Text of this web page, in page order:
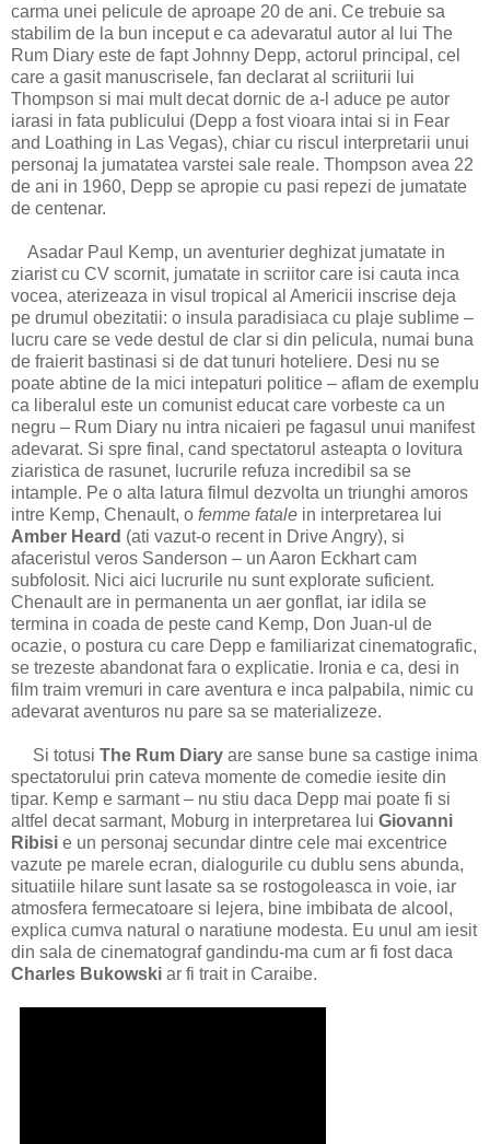
carma unei pelicule de aproape 20 de ani. Ce trebuie sa
stabilim de la bun inceput e ca adevaratul autor al lui The
Rum Diary este de fapt Johnny Depp, actorul principal, cel
care a gasit manuscrisele, fan declarat al scriiturii lui
Thompson si mai mult decat dornic de a-l aduce pe autor
iarasi in fata publicului (Depp a fost vioara intai si in Fear
and Loathing in Las Vegas), chiar cu riscul interpretarii unui
personaj la jumatatea varstei sale reale. Thompson avea 22
de ani in 1960, Depp se apropie cu pasi repezi de jumatate
de centenar.
Asadar Paul Kemp, un aventurier deghizat jumatate in
ziarist cu CV scornit, jumatate in scriitor care isi cauta inca
vocea, aterizeaza in visul tropical al Americii inscrise deja
pe drumul obezitatii: o insula paradisiaca cu plaje sublime –
lucru care se vede destul de clar si din pelicula, numai buna
de fraierit bastinasi si de dat tunuri hoteliere. Desi nu se
poate abtine de la mici intepaturi politice – aflam de exemplu
ca liberalul este un comunist educat care vorbeste ca un
negru – Rum Diary nu intra nicaieri pe fagasul unui manifest
adevarat. Si spre final, cand spectatorul asteapta o lovitura
ziaristica de rasunet, lucrurile refuza incredibil sa se
intample. Pe o alta latura filmul dezvolta un triunghi amoros
intre Kemp, Chenault, o femme fatale in interpretarea lui
Amber Heard (ati vazut-o recent in Drive Angry), si
afaceristul veros Sanderson – un Aaron Eckhart cam
subfolosit. Nici aici lucrurile nu sunt explorate suficient.
Chenault are in permanenta un aer gonflat, iar idila se
termina in coada de peste cand Kemp, Don Juan-ul de
ocazie, o postura cu care Depp e familiarizat cinematografic,
se trezeste abandonat fara o explicatie. Ironia e ca, desi in
film traim vremuri in care aventura e inca palpabila, nimic cu
adevarat aventuros nu pare sa se materializeze.
Si totusi The Rum Diary are sanse bune sa castige inima
spectatorului prin cateva momente de comedie iesite din
tipar. Kemp e sarmant – nu stiu daca Depp mai poate fi si
altfel decat sarmant, Moburg in interpretarea lui Giovanni
Ribisi e un personaj secundar dintre cele mai excentrice
vazute pe marele ecran, dialogurile cu dublu sens abunda,
situatiile hilare sunt lasate sa se rostogoleasca in voie, iar
atmosfera fermecatoare si lejera, bine imbibata de alcool,
explica cumva natural o naratiune modesta. Eu unul am iesit
din sala de cinematograf gandindu-ma cum ar fi fost daca
Charles Bukowski ar fi trait in Caraibe.